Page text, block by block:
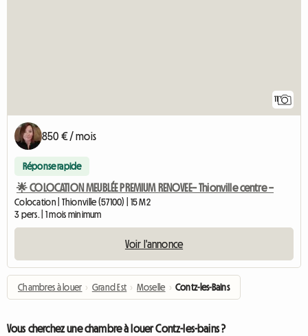
11
850 € / mois
Réponse rapide
🌟 COLOCATION MEUBLÉE PREMIUM RENOVEE– Thionville centre –
Colocation | Thionville (57100) | 15 M2
3 pers. | 1 mois minimum
Voir l'annonce
Chambres à louer › Grand Est › Moselle › Contz-les-Bains
Vous cherchez une chambre à louer Contz-les-bains ?